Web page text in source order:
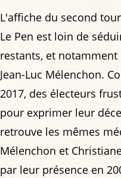
L'affiche du second
Le Pen est loin de
restants, et notamment
Jean-Luc Mélenchon.
2017, des électeurs
pour exprimer leur
retrouve les mêmes
Mélenchon et
par leur présence en